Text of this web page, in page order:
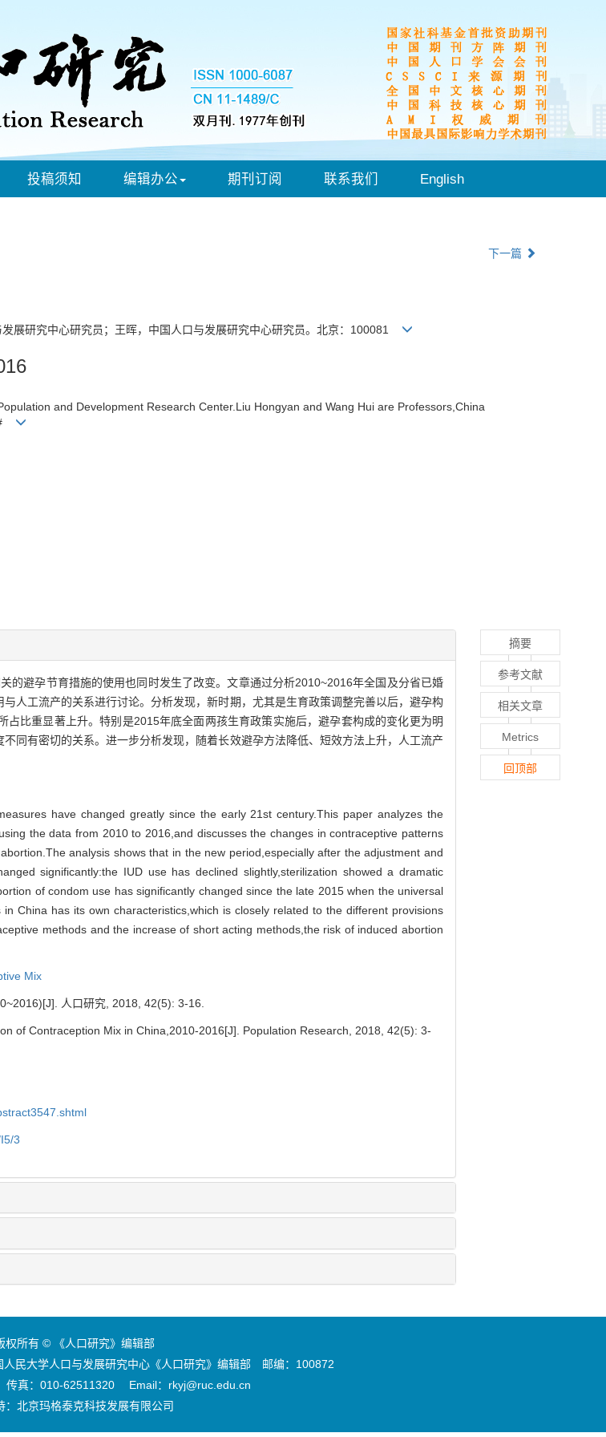
投稿须知 编辑办公 期刊订阅 联系我们 English
下一篇
展研究中心研究员；王晖，中国人口与发展研究中心研究员。北京：100081
and Development Research Center.Liu Hongyan and Wang Hui are Professors,China
的避孕节育措施的使用也同时发生了改变。文章通过分析2010~2016年全国及分省已婚
人工流产的关系进行讨论。分析发现，新时期，尤其是生育政策调整完善以后，避孕构
比重显著上升。特别是2015年底全面两孩生育政策实施后，避孕套构成的变化更为明
同有密切的关系。进一步分析发现，随着长效避孕方法降低、短效方法上升，人工流产
have changed greatly since the early 21st century.This paper analyzes the
the data from 2010 to 2016,and discusses the changes in contraceptive patterns
analysis shows that in the new period,especially after the adjustment and
significantly:the IUD use has declined slightly,sterilization showed a dramatic
of condom use has significantly changed since the late 2015 when the universal
China has its own characteristics,which is closely related to the different provisions
methods and the increase of short acting methods,the risk of induced abortion
Mix
人口研究, 2018, 42(5): 3-16.
of Contraception Mix in China,2010-2016[J]. Population Research, 2018, 42(5): 3-
3
摘要
参考文献
相关文章
Metrics
回顶部
所有 © 《人口研究》编辑部
人民大学人口与发展研究中心《人口研究》编辑部 邮编：100872
真：010-62511320 Email：rkyj@ruc.edu.cn
北京玛格泰克科技发展有限公司